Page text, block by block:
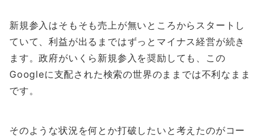
新規参入はそもそも売上が無いところからスタートし
ていて、利益が出るまではずっとマイナス経営が続き
ます。政府がいくら新規参入を奨励しても、この
Googleに支配された検索の世界のままでは不利なまま
です。
そのような状況を何とか打破したいと考えたのがコー